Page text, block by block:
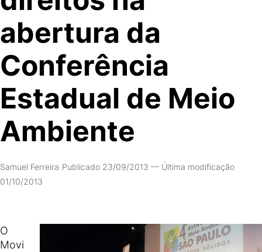
abertura da
Conferência
Estadual de Meio
Ambiente
Samuel Ferreira Publicado 23/09/2013 — Última modificação
01/10/2013
O
Movi